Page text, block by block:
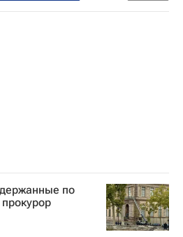
Bild
Лувр
по